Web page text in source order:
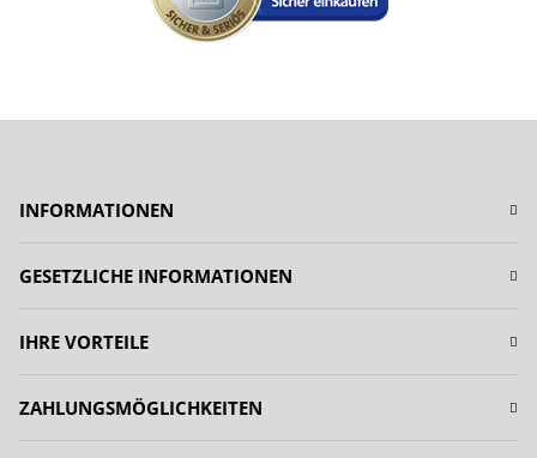
INFORMATIONEN
GESETZLICHE INFORMATIONEN
IHRE VORTEILE
ZAHLUNGSMÖGLICHKEITEN